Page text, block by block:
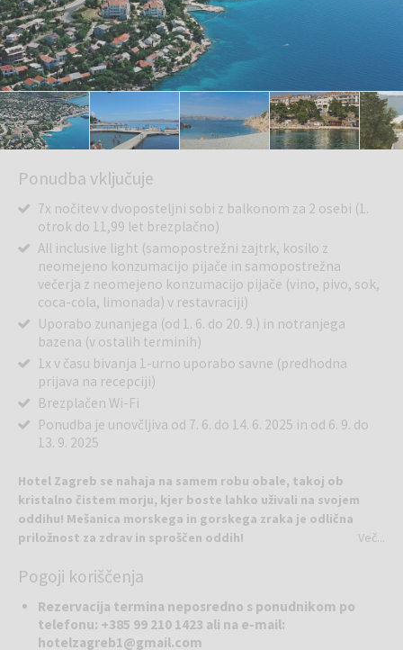
Ponudba vključuje
7x nočitev v dvoposteljni sobi z balkonom za 2 osebi (1.
otrok do 11,99 let brezplačno)
All inclusive light (samopostrežni zajtrk, kosilo z
neomejeno konzumacijo pijače in samopostrežna
večerja z neomejeno konzumacijo pijače (vino, pivo, sok,
coca-cola, limonada) v restavraciji)
Uporabo zunanjega (od 1. 6. do 20. 9.) in notranjega
bazena (v ostalih terminih)
1x v času bivanja 1-urno uporabo savne (predhodna
prijava na recepciji)
Brezplačen Wi-Fi
Ponudba je unovčljiva od 7. 6. do 14. 6. 2025 in od 6. 9. do
13. 9. 2025
Hotel Zagreb se nahaja na samem robu obale, takoj ob
kristalno čistem morju, kjer boste lahko uživali na svojem
oddihu! Mešanica morskega in gorskega zraka je odlična
priložnost za zdrav in sproščen oddih!
Razprostira se na 25000 m2 in je obkrožen z zelenjem. Hotel Zagreb
dvoposteljne, triposteljne, klimatizirane s kopalnico, TV-jem in
čudovitim pogledom na otok Pag (odvisno od razpoložljivosti). V
Več...
Pogoji koriščenja
Rezervacija termina neposredno s ponudnikom po
telefonu: +385 99 210 1423 ali na e-mail:
hotelzagreb1@gmail.com